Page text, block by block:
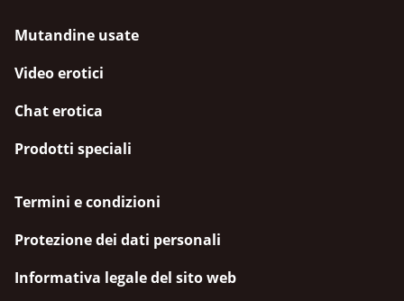
Mutandine usate
Video erotici
Chat erotica
Prodotti speciali
Termini e condizioni
Protezione dei dati personali
Informativa legale del sito web